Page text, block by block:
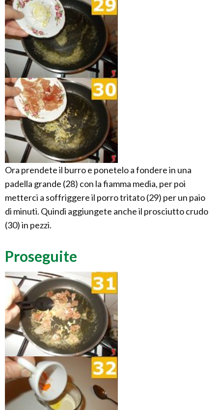
Ora prendete il burro e ponetelo a fondere in una
padella grande (28) con la fiamma media, per poi
metterci a soffriggere il porro tritato (29) per un paio
di minuti. Quindi aggiungete anche il prosciutto crudo
(30) in pezzi.
Proseguite